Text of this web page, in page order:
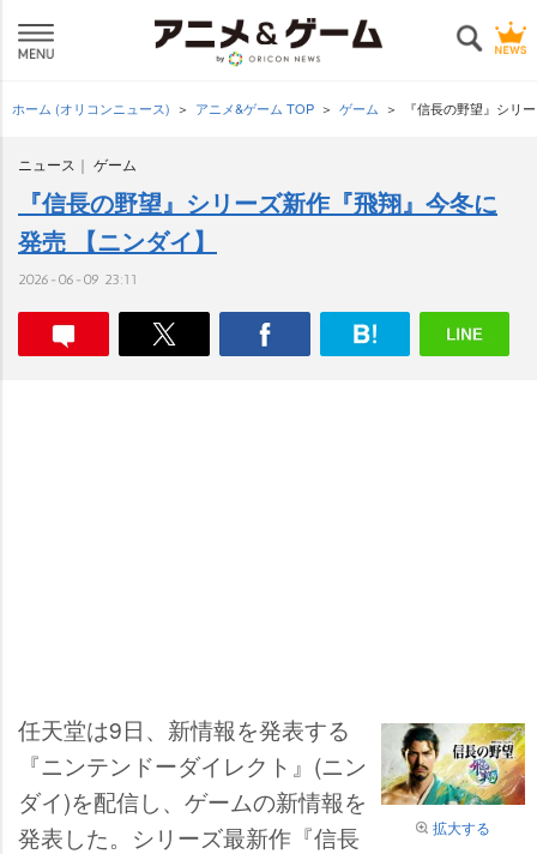
ホーム (オリコンニュース) アニメ&ゲーム TOP ゲーム 『信長の野望』シリ
ニュース ゲーム
『信長の野望』シリーズ新作『飛翔』今冬に
発売 【ニンダイ】
2026-06-09 23:11
拡大する
任天堂は9日、新情報を発表する
『ニンテンドーダイレクト』(ニン
ダイ)を配信し、ゲームの新情報を
発表した。シリーズ最新作『信長